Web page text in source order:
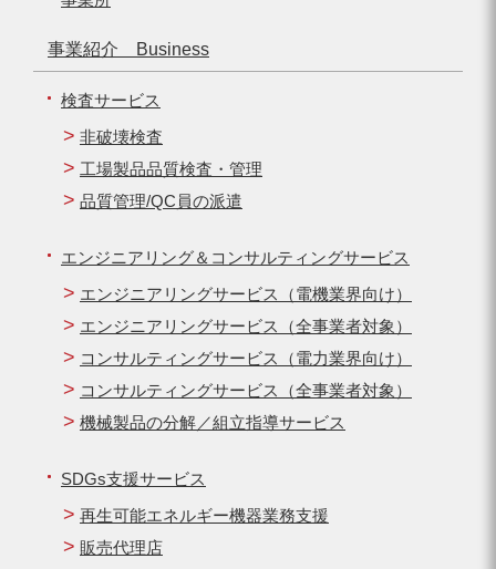
事業紹介 Business
検査サービス
非破壊検査
工場製品品質検査・管理
品質管理/QC員の派遣
エンジニアリング＆コンサルティングサービス
エンジニアリングサービス（電機業界向け）
エンジニアリングサービス（全事業者対象）
コンサルティングサービス（電力業界向け）
コンサルティングサービス（全事業者対象）
機械製品の分解／組立指導サービス
SDGs支援サービス
再生可能エネルギー機器業務支援
販売代理店